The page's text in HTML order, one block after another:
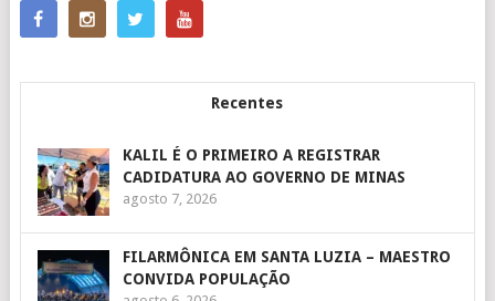
Recentes
KALIL É O PRIMEIRO A REGISTRAR
CADIDATURA AO GOVERNO DE MINAS
agosto 7, 2026
FILARMÔNICA EM SANTA LUZIA – MAESTRO
CONVIDA POPULAÇÃO